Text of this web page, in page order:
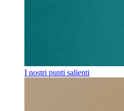
I nostri punti salienti